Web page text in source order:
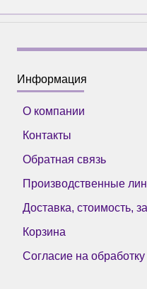
Информация
О компании
Контакты
Обратная связь
Производственные
Доставка, стоимость,
Корзина
Согласие на